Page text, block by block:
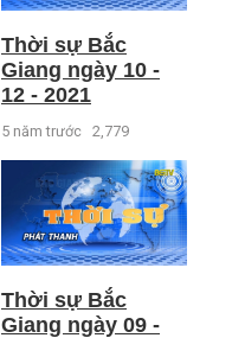
Thời sự Bắc
Giang ngày 10 -
12 - 2021
5 năm trước 2,779
Thời sự Bắc
Giang ngày 09 -